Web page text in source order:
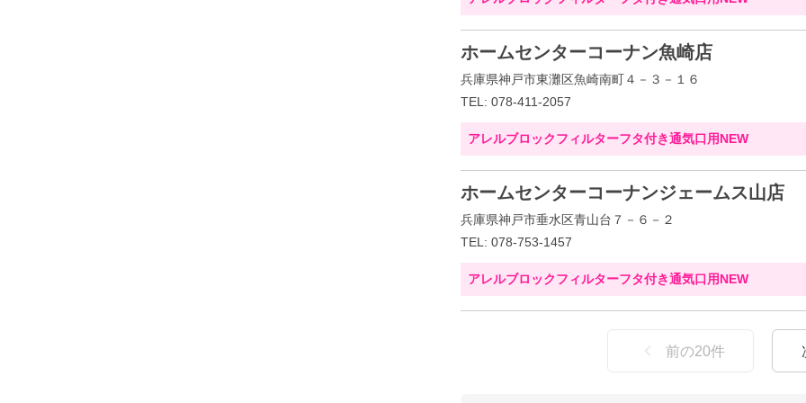
ホームセンターコーナン魚崎店
兵庫県神戸市東灘区魚崎南町４－３－１６
TEL: 078-411-2057
アレルブロックフィルターフタ付き通気口用NEW
ホームセンターコーナンジェームス山店
兵庫県神戸市垂水区青山台７－６－２
TEL: 078-753-1457
アレルブロックフィルターフタ付き通気口用NEW
前の20件